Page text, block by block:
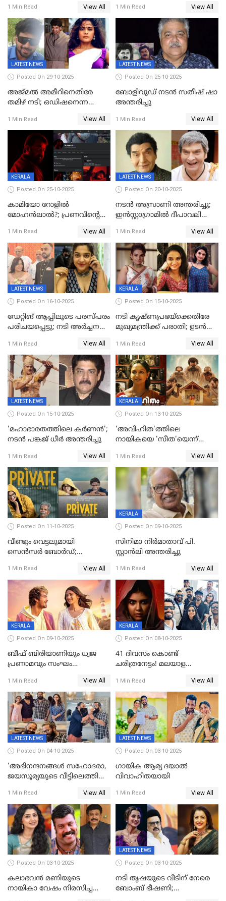
മോഹൻലാൽ, 'ഡീയസ്
ഈറേ' കുതിപ്പ്
1 Min Read View All 1 Min Read View All
LATEST NEWS
Posted On 29-10-2025
അജ്മല്‍ അമീറിനെതിരേ
തമിഴ് നടി; ഒഡിഷനെന്ന
വിളിച്ചു, മോശം പെരുമാറ്റം
1 Min Read View All
LATEST NEWS
Posted On 25-10-2025
ബോളിവുഡ് നടൻ സതീഷ് ഷാ
അന്തരിച്ചു
1 Min Read View All
KERALA
Posted On 25-10-2025
കാമിയോ റോളിൽ
മോഹൻലാൽ?; പ്രണവിന്റെ
പിന്നാലെ ഡിപി; ചർച്ചയായി
സോഷ്യൽ മീഡിയ ചിത്രങ്ങൾ
1 Min Read View All
LATEST NEWS
Posted On 20-10-2025
നടന്‍ അസ്രാണി അന്തരിച്ചു;
ഇന്‍‌സ്റ്റാഗ്രാമില്‍ ദീപാവലി
മണിക്കൂറുകള്‍ക്കകം
വിയോഗം
1 Min Read View All
LATEST NEWS
Posted On 16-10-2025
ഡേറ്റിങ് ആപ്പിലൂടെ പരസ്പരം
പരിചയപ്പെട്ടു; നടി അർച്ചന
1 Min Read View All
KERALA
Posted On 15-10-2025
നടി കൃഷ്ണപ്രഭയ്‌ക്കെതിരേ
മുഖ്യമന്ത്രിക്ക് പരാതി; ഉടൻ
പരാതിയിൽ
1 Min Read View All
LATEST NEWS
Posted On 15-10-2025
'മഹാഭാരതത്തിലെ കർണന്‍';
നടൻ പങ്കജ് ധീർ അന്തരിച്ചു
1 Min Read View All
KERALA
Posted On 13-10-2025
'അവിഹിത'ത്തിലെ
നായികയെ 'സീത'യെന്ന്
ബോർഡ്
1 Min Read View All
Posted On 11-10-2025
വീണ്ടും വെട്ടലുമായി
സെന്‍സര്‍ ബോര്‍ഡ്;
തിരുത്തല്‍
1 Min Read View All
KERALA
Posted On 09-10-2025
സിനിമാ നിർമാതാവ് പി.
സ്റ്റാൻലി അന്തരിച്ചു
1 Min Read View All
KERALA
Posted On 09-10-2025
ബീഫ് ബിരിയാണിയും ധ്വജ
പ്രണാമവും സംഘം
നിഗത്തിന്റെ ഹാൽ
സിനിമയ്ക്ക്
സെൻസർബോർഡിന്റെ
കടുംവെട്ട്
1 Min Read View All
KERALA
Posted On 08-10-2025
41 ദിവസം കൊണ്ട്
ചരിത്രനേട്ടം! മലയാള
അധ്യായം, വിസ്മയമായി
ലോക 300 കോടി ക്ലബ്ബിൽ
1 Min Read View All
LATEST NEWS
Posted On 04-10-2025
'അഭിനന്ദനങ്ങൾ സഹോദരാ,
ജയസൂര്യയുടെ വീട്ടിലെത്തി
ആഘോഷം'
1 Min Read View All
LATEST NEWS
Posted On 03-10-2025
ഗായിക ആര്യ ദയാൽ
വിവാഹിതയായി
1 Min Read View All
Posted On 03-10-2025
കലാഭവൻ മണിയുടെ
നായികാ വേഷം നിരസിച്ച
LATEST NEWS
Posted On 03-10-2025
നടി തൃഷയുടെ വീടിന് നേരെ
ബോംബ് ഭീഷണി;